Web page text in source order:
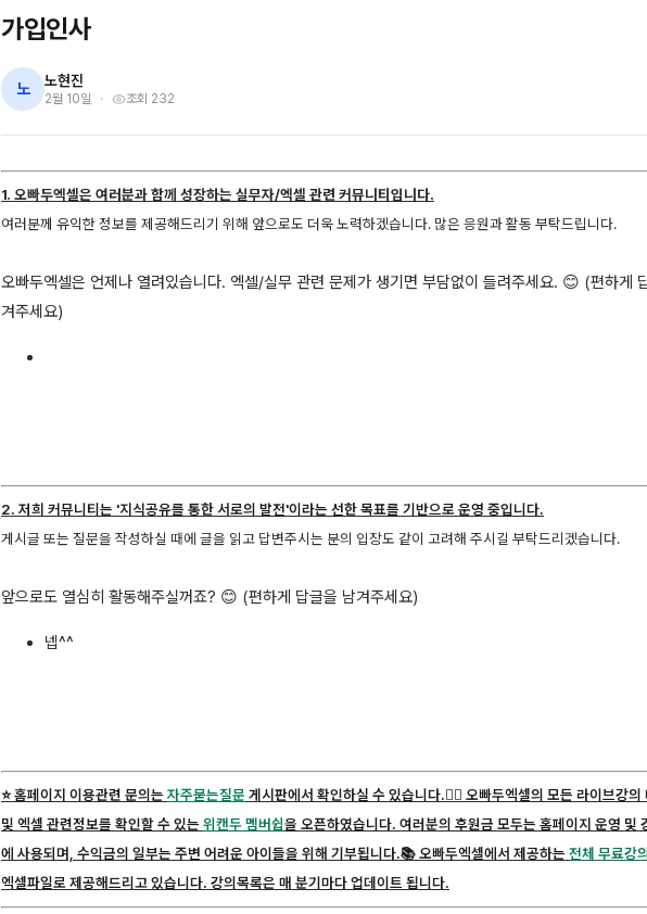
가입인사
노 노현진
2월 10일 조회 232
1. 오빠두엑셀은 여러분과 함께 성장하는 실무자/엑셀 관련 커뮤니티입니다.
여러분께 유익한 정보를 제공해드리기 위해 앞으로도 더욱 노력하겠습니다. 많은 응원과 활동 부탁드립니다.
오빠두엑셀은 언제나 열려있습니다. 엑셀/실무 관련 문제가 생기면 부담없이 들려주세요. 😊 (편하게
겨주세요)
2. 저희 커뮤니티는 '지식공유를 통한 서로의 발전'이라는 선한 목표를 기반으로 운영 중입니다.
게시글 또는 질문을 작성하실 때에 글을 읽고 답변주시는 분의 입장도 같이 고려해 주시길 부탁드리겠습니다.
앞으로도 열심히 활동해주실꺼죠? 😊 (편하게 답글을 남겨주세요)
넵^^
⭐️ 홈페이지 이용관련 문의는 자주묻는질문 게시판에서 확인하실 수 있습니다.🙋‍♂️ 오빠두엑셀의 모든 라이브강의
및 엑셀 관련정보를 확인할 수 있는 위캔두 멤버쉽을 오픈하였습니다. 여러분의 후원금 모두는 홈페이지 운영 및
에 사용되며, 수익금의 일부는 주변 어려운 아이들을 위해 기부됩니다.📚 오빠두엑셀에서 제공하는 전체 무료강
엑셀파일로 제공해드리고 있습니다. 강의목록은 매 분기마다 업데이트 됩니다.